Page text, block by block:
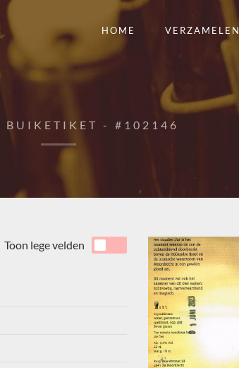
HOME VERZAMELEN
BUIKETIKET - #102146
Toon lege velden